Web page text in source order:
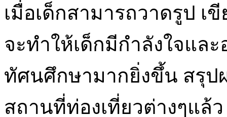
เมื่อเด็กสามารถวาดรูป
จะทำให้เด็กมีกำลังใจแล
ทัศนศึกษามากยิ่งขึ้น สรุป
สถานที่ท่องเที่ยวต่างๆแล้